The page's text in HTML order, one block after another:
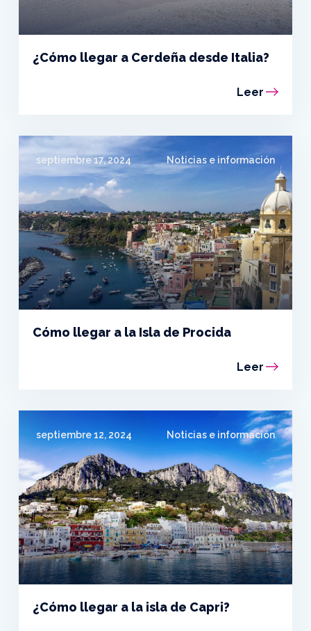
¿Cómo llegar a Cerdeña desde Italia?
Leer
septiembre 17, 2024 Noticias e información
Cómo llegar a la Isla de Procida
Leer
septiembre 12, 2024 Noticias e información
¿Cómo llegar a la isla de Capri?